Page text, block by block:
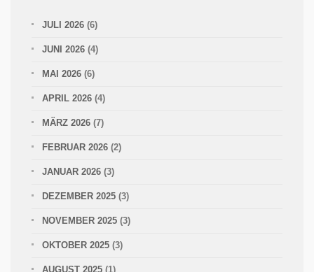
JULI 2026 (6)
JUNI 2026 (4)
MAI 2026 (6)
APRIL 2026 (4)
MÄRZ 2026 (7)
FEBRUAR 2026 (2)
JANUAR 2026 (3)
DEZEMBER 2025 (3)
NOVEMBER 2025 (3)
OKTOBER 2025 (3)
AUGUST 2025 (1)